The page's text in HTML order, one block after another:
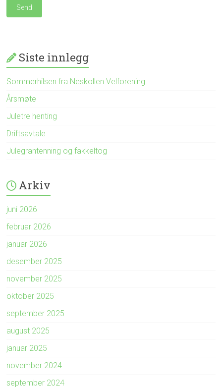
Siste innlegg
Sommerhilsen fra Neskollen Velforening
Årsmøte
Juletre henting
Driftsavtale
Julegrantenning og fakkeltog
Arkiv
juni 2026
februar 2026
januar 2026
desember 2025
november 2025
oktober 2025
september 2025
august 2025
januar 2025
november 2024
september 2024